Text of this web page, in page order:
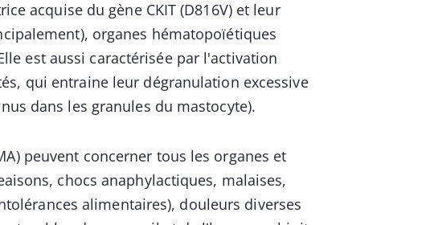
acquise du gène CKIT (D816V) et leur
organes hématopoïétiques
est aussi caractérisée par l'activation
qui entraine leur dégranulation excessive
dans les granules du mastocyte).
peuvent concerner tous les organes et
chocs anaphylactiques, malaises,
alimentaires), douleurs diverses